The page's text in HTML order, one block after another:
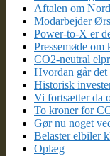
Aftalen om
Modarbejder
Power-to-X er
Pressemøde
CO2-neutral
Hvordan går det
Historisk
Vi fortsætter da
To kroner for
Gør nu noget
Belaster elbiler
Oplæg